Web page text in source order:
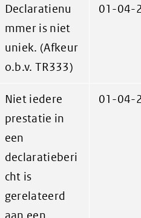
Declaratienu
mmer is niet
uniek. (Afkeur
o.b.v. TR333)
01-04-
Niet iedere
prestatie in
een
declaratieberi
cht is
gerelateerd
01-04-